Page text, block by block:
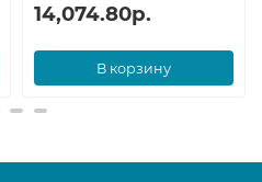
14,074.80р.
В корзину